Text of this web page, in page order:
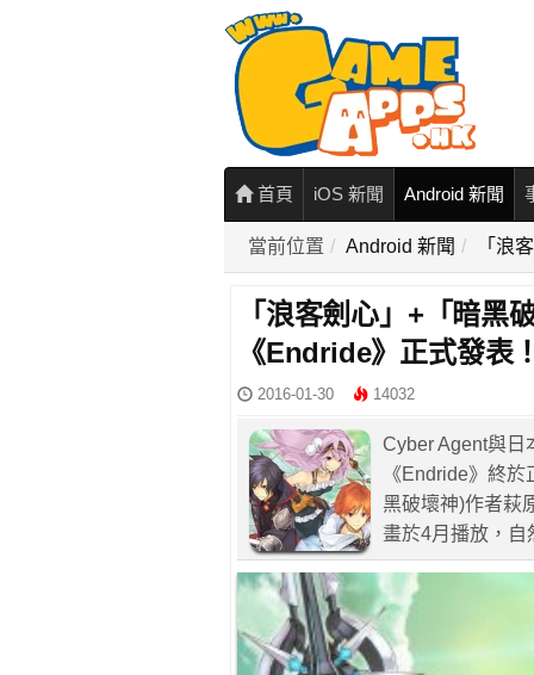
首頁 iOS 新聞 Android 新聞
當前位置 Android 新聞 「浪
「浪客劍心」+「暗黑
《Endride》正式發表
2016-01-30 14032
Cyber Agent與
《Endride》終
黑破壞神)作者萩
畫於4月播放，自